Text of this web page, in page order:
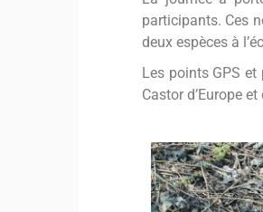
participants. Ces
deux espèces à
Les points GPS
Castor d’Europe